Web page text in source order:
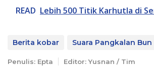
READ Lebih 500 Titik Karhutla di
Berita kobar Suara Pangkalan Bun
Penulis: Epta Editor: Yusnan / Tim